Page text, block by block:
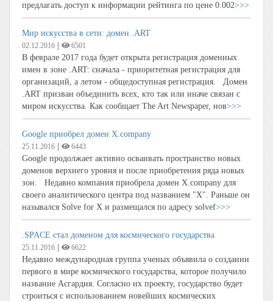
предлагать доступ к информации рейтинга по цене 0.002>>>
Мир искусства в сети: домен .ART
02.12.2016 6501
В феврале 2017 года будет открыта регистрация доменных
имен в зоне .ART: сначала - приоритетная регистрация для
организаций, а летом - общедоступная регистрация. Домен
.ART призван объединить всех, кто так или иначе связан с
миром искусства. Как сообщает The Art Newspaper, нов>>>
Google приобрел домен X.company
25.11.2016 6443
Google продолжает активно осваивать пространство новых
доменов верхнего уровня и после приобретения ряда новых
зон. Недавно компания приобрела домен X.company для
своего аналитического центра под названием "Х". Раньше он
назывался Solve for X и размещался по адресу solvef>>>
.SPACE стал доменом для космического государства
25.11.2016 6622
Недавно международная группа ученых объявила о создании
первого в мире космического государства, которое получило
название Асгардия. Согласно их проекту, государство будет
строиться с использованием новейших космических